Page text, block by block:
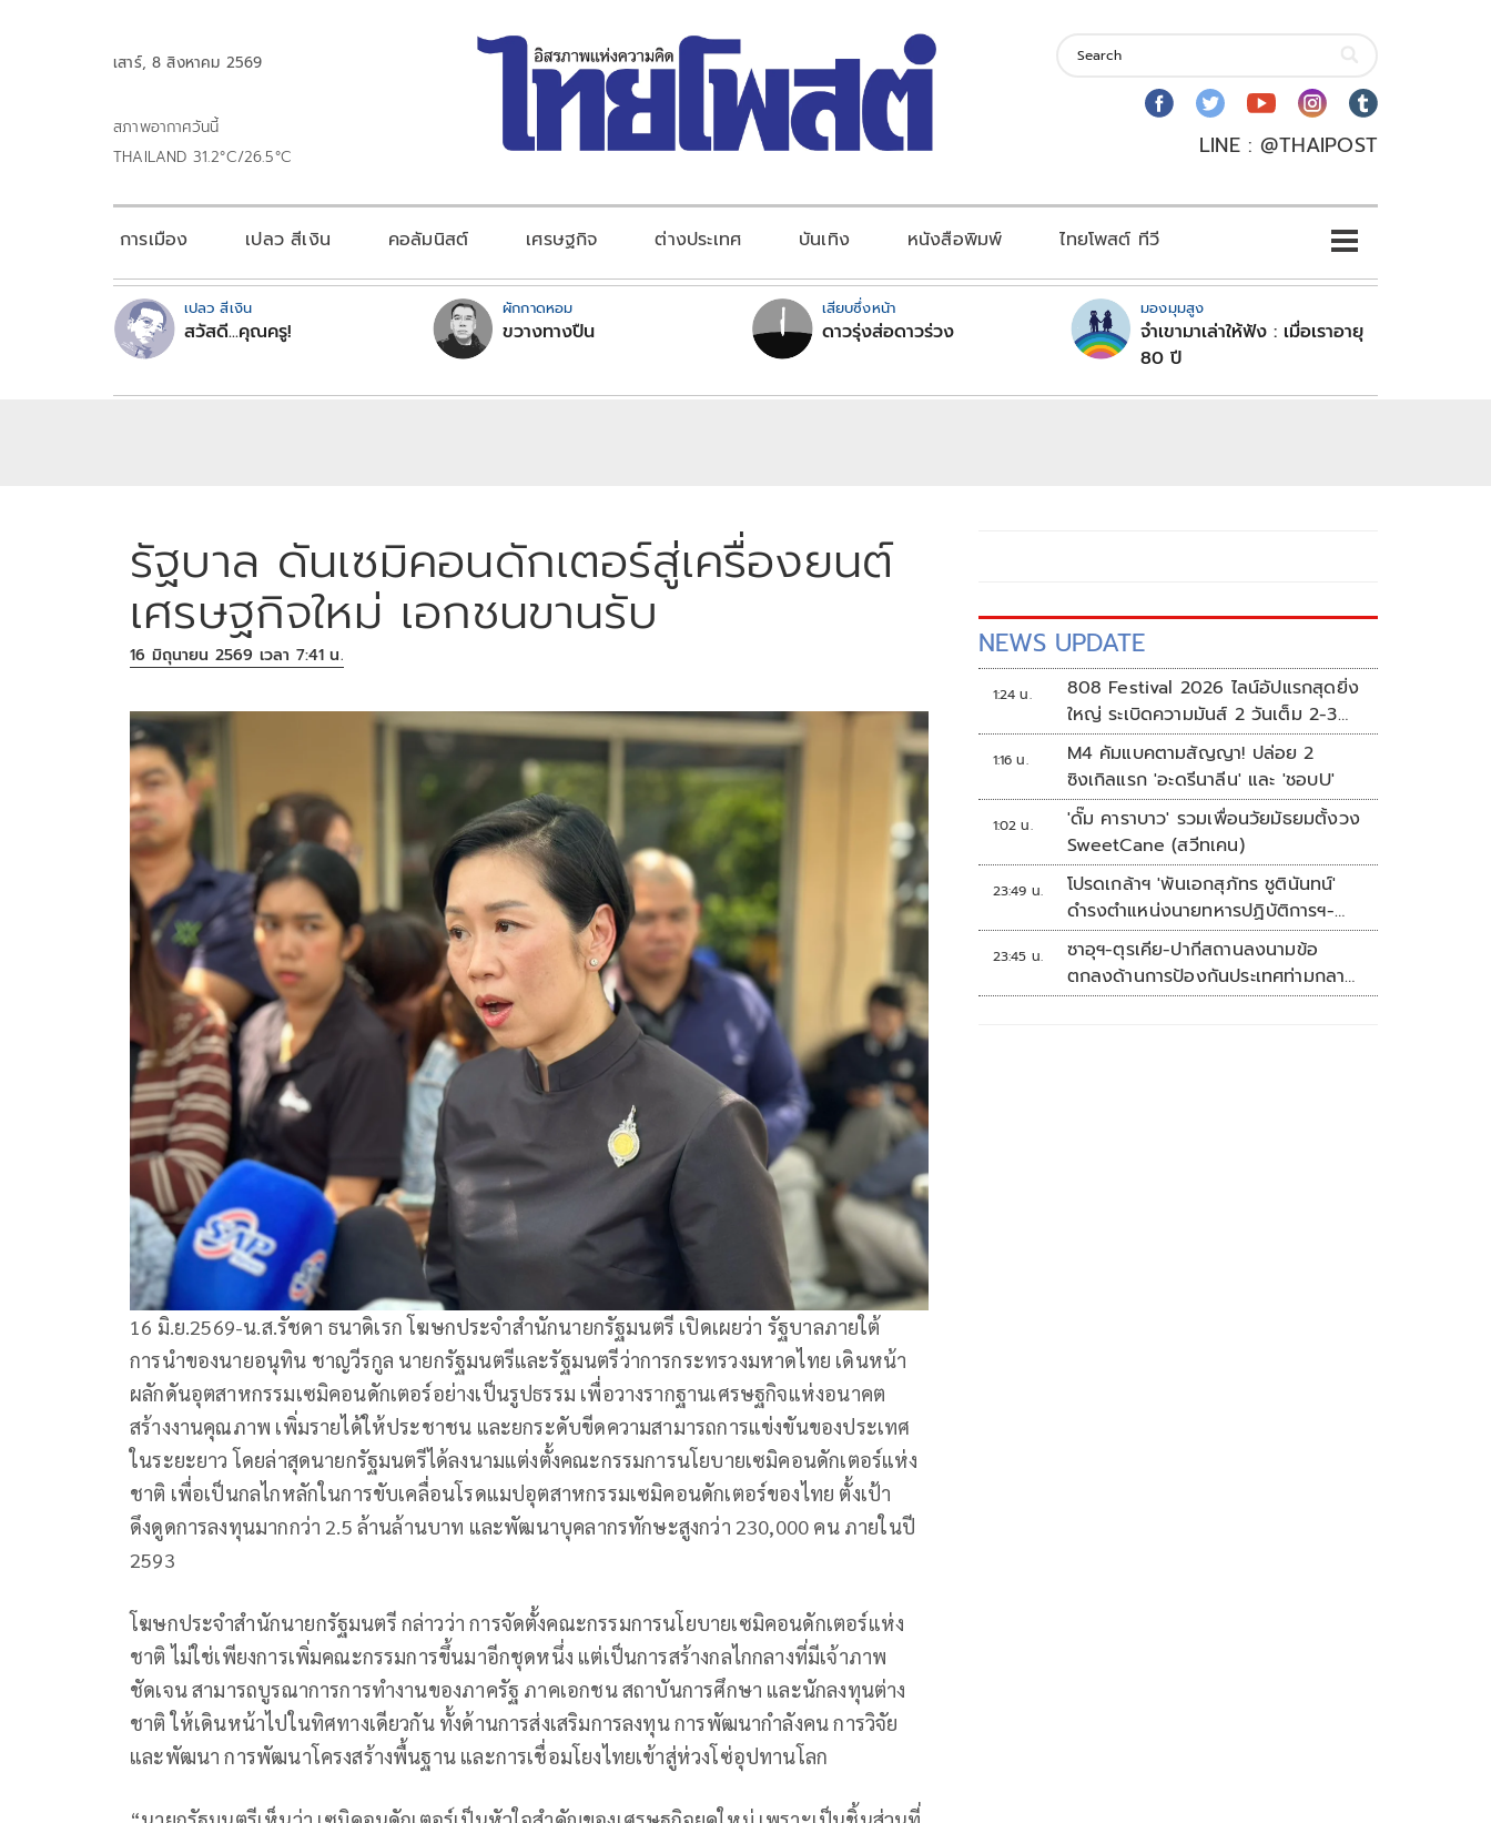
เสาร์, 8 สิงหาคม 2569
สภาพอากาศวันนี้
THAILAND 31.2°C/26.5°C
LINE : @THAIPOST
การเมือง เปลว สีเงิน คอลัมนิสต์ เศรษฐกิจ ต่างประเทศ บันเทิง หนังสือพิมพ์ ไทยโพสต์ ทีวี
เปลว สีเงิน
สวัสดี...คุณครู!
ผักกาดหอม
ขวางทางปืน
เสียบซึ่งหน้า
ดาวรุ่งส่อดาวร่วง
มองมุมสูง
จำเขามาเล่าให้ฟัง : เมื่อเราอายุ
80 ปี
รัฐบาล ดันเซมิคอนดักเตอร์สู่เครื่องยนต์
เศรษฐกิจใหม่ เอกชนขานรับ
16 มิถุนายน 2569 เวลา 7:41 น.
16 มิ.ย.2569-น.ส.รัชดา ธนาดิเรก โฆษกประจำสำนักนายกรัฐมนตรี เปิดเผยว่า รัฐบาลภายใต้
การนำของนายอนุทิน ชาญวีรกูล นายกรัฐมนตรีและรัฐมนตรีว่าการกระทรวงมหาดไทย เดินหน้า
ผลักดันอุตสาหกรรมเซมิคอนดักเตอร์อย่างเป็นรูปธรรม เพื่อวางรากฐานเศรษฐกิจแห่งอนาคต
สร้างงานคุณภาพ เพิ่มรายได้ให้ประชาชน และยกระดับขีดความสามารถการแข่งขันของประเทศ
ในระยะยาว โดยล่าสุดนายกรัฐมนตรีได้ลงนามแต่งตั้งคณะกรรมการนโยบายเซมิคอนดักเตอร์แห่ง
ชาติ เพื่อเป็นกลไกหลักในการขับเคลื่อนโรดแมปอุตสาหกรรมเซมิคอนดักเตอร์ของไทย ตั้งเป้า
ดึงดูดการลงทุนมากกว่า 2.5 ล้านล้านบาท และพัฒนาบุคลากรทักษะสูงกว่า 230,000 คน ภายในปี
2593
โฆษกประจำสำนักนายกรัฐมนตรี กล่าวว่า การจัดตั้งคณะกรรมการนโยบายเซมิคอนดักเตอร์แห่ง
ชาติ ไม่ใช่เพียงการเพิ่มคณะกรรมการขึ้นมาอีกชุดหนึ่ง แต่เป็นการสร้างกลไกกลางที่มีเจ้าภาพ
ชัดเจน สามารถบูรณาการการทำงานของภาครัฐ ภาคเอกชน สถาบันการศึกษา และนักลงทุนต่าง
ชาติ ให้เดินหน้าไปในทิศทางเดียวกัน ทั้งด้านการส่งเสริมการลงทุน การพัฒนากำลังคน การวิจัย
และพัฒนา การพัฒนาโครงสร้างพื้นฐาน และการเชื่อมโยงไทยเข้าสู่ห่วงโซ่อุปทานโลก
NEWS UPDATE
1:24 น.
808 Festival 2026 ไลน์อัปแรกสุดยิ่ง
ใหญ่ ระเบิดความมันส์ 2 วันเต็ม 2-3
ต.ค.นี้
1:16 น.
M4 คัมแบคตามสัญญา! ปล่อย 2
ซิงเกิลแรก 'อะดรีนาลีน' และ 'ชอบU'
1:02 น.
'ดั๊ม คาราบาว' รวมเพื่อนวัยมัธยมตั้งวง
SweetCane (สวีทเคน)
23:49 น.
โปรดเกล้าฯ 'พันเอกสุภัทร ชูตินันทน์'
ดำรงตำแหน่งนายทหารปฏิบัติการฯ-
พระราชทานยศ 'พลตรี'
23:45 น.
ซาอุฯ-ตุรเคีย-ปากีสถานลงนามข้อ
ตกลงด้านการป้องกันประเทศท่ามกลาง
สงครามในภูมิภาค